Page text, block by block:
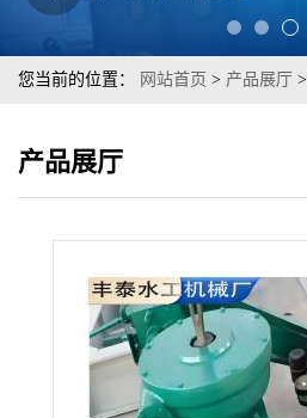
您当前的位置： 网站首页 > 产品展厅 >
产品展厅